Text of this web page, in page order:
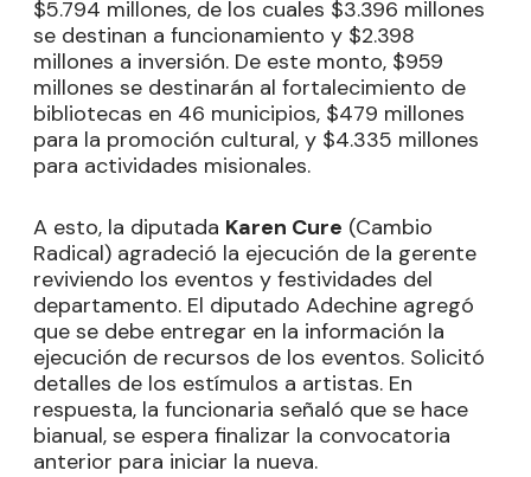
$5.794 millones, de los cuales $3.396 millones
se destinan a funcionamiento y $2.398
millones a inversión. De este monto, $959
millones se destinarán al fortalecimiento de
bibliotecas en 46 municipios, $479 millones
para la promoción cultural, y $4.335 millones
para actividades misionales.
A esto, la diputada Karen Cure (Cambio
Radical) agradeció la ejecución de la gerente
reviviendo los eventos y festividades del
departamento. El diputado Adechine agregó
que se debe entregar en la información la
ejecución de recursos de los eventos. Solicitó
detalles de los estímulos a artistas. En
respuesta, la funcionaria señaló que se hace
bianual, se espera finalizar la convocatoria
anterior para iniciar la nueva.